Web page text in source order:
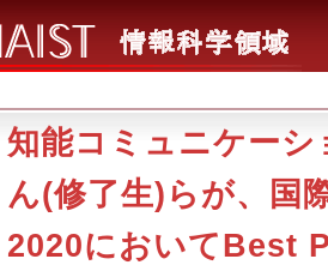
知能コミュニケー
ん(修了生)らが、国
2020においてBest